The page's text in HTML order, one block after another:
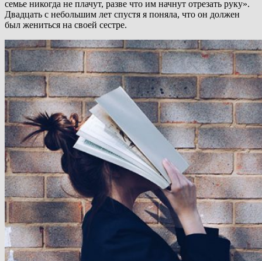
семье никогда не плачут, разве что им начнут отрезать руку».
Двадцать с небольшим лет спустя я поняла, что он должен
был жениться на своей сестре.